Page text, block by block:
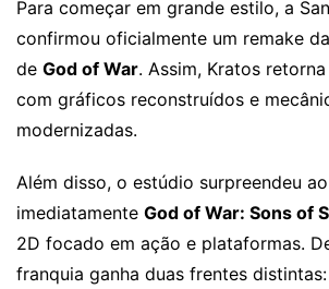
Para começar em grande estilo, a
confirmou oficialmente um remake
de God of War. Assim, Kratos
com gráficos reconstruídos e
modernizadas.
Além disso, o estúdio surpreendeu
imediatamente God of War: Sons of
2D focado em ação e plataformas.
franquia ganha duas frentes